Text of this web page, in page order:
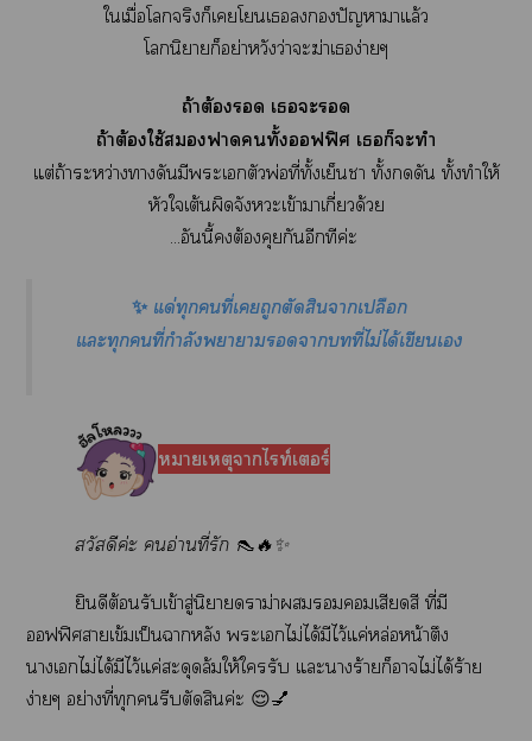
ใเมื่อโจริงก็เโเปัญหาาแล้ว
โนิยายก็อย่าหวังว่าะฆ่าเง่ายๆ
ถ้าต้อง เะ
ถ้าต้องใช้าทั้งออฟฟิศ เก็ะทำ
แต่ถ้าระหว่างาดันมีะเตัวพ่อที่ทั้งเย็นา ทั้งดัน ทั้งทำให้
หัวใเต้นผิดจังหวะเข้าาเกี่ยวด้วย
...อันนี้ต้องคุยกันอีกทีค่ะ
✨แด่ทุกคนที่เถูกตัดสินาเปลือก
แะทุกคนที่กำลังาาาที่ไม่ได้เขียนเ
หมายเหตุาไท์เอร์
สวัสดีค่ะ อ่านที่รัก 👠🔥✨
ยินดีต้อนรับเข้าสู่นิยายาม่าเสียดสี ที่มี
ออฟฟิศาเข้มเป็นาหลัง ะเไม่ได้มีไว้แค่หล่อหน้าตึง
าเไม่ได้มีไว้แค่สะดุดล้มให้ใรับ แะาร้ายก็าไม่ได้ร้าย
ง่ายๆ อย่างที่ทุกรีบตัดสินค่ะ 😌💅